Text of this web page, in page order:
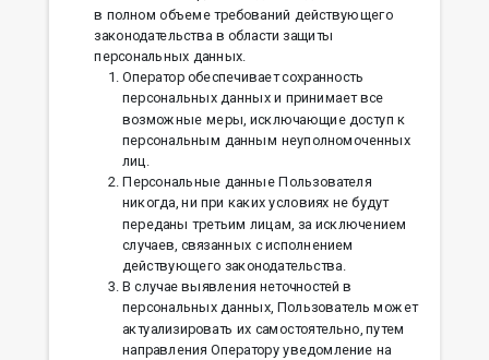
в полном объеме требований действующего
законодательства в области защиты
персональных данных.
Оператор обеспечивает сохранность
персональных данных и принимает все
возможные меры, исключающие доступ к
персональным данным неуполномоченных
лиц.
Персональные данные Пользователя
никогда, ни при каких условиях не будут
переданы третьим лицам, за исключением
случаев, связанных с исполнением
действующего законодательства.
В случае выявления неточностей в
персональных данных, Пользователь может
актуализировать их самостоятельно, путем
направления Оператору уведомление на